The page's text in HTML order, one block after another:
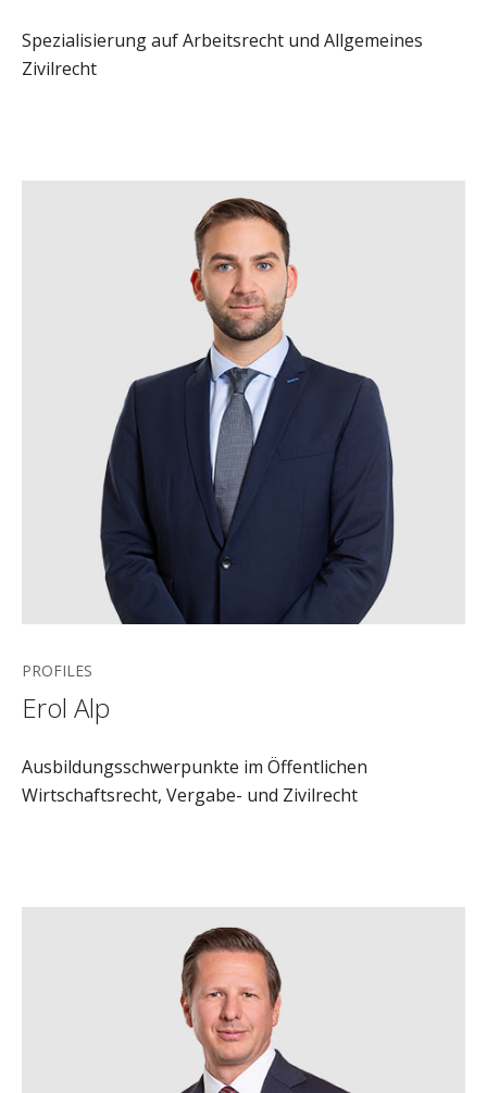
Spezialisierung auf Arbeitsrecht und Allgemeines
Zivilrecht
PROFILES
Erol Alp
Ausbildungsschwerpunkte im Öffentlichen
Wirtschaftsrecht, Vergabe- und Zivilrecht